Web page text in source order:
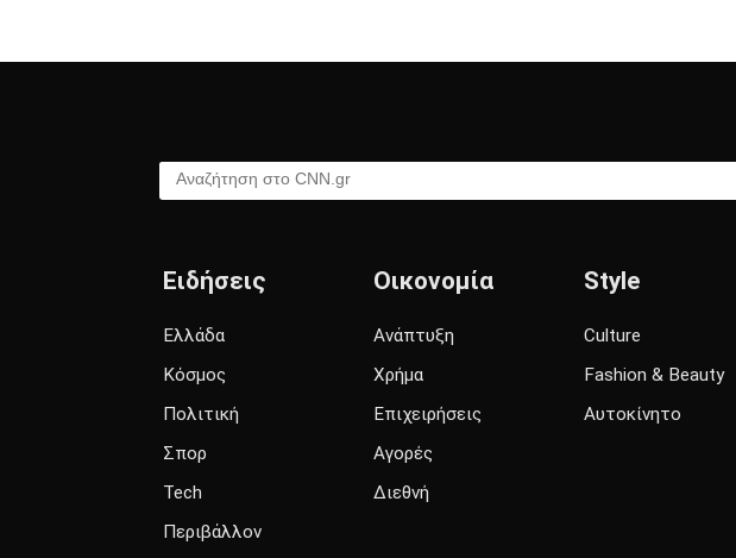
Αναζήτηση στο CNN.gr
Ειδήσεις
Ελλάδα
Κόσμος
Πολιτική
Σπορ
Tech
Περιβάλλον
Οικονομία
Ανάπτυξη
Χρήμα
Επιχειρήσεις
Αγορές
Διεθνή
Style
Culture
Fashion & Beauty
Αυτοκίνητο